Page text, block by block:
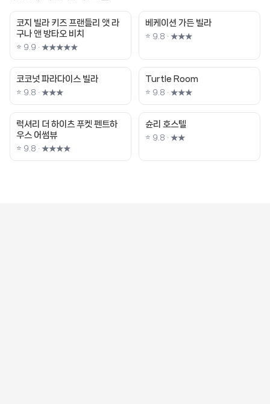
코지 빌라 키즈 프랜들리 앳 라
구나 앤 방타오 비치
⭐ 9.9 · ★★★★★
베케이션 가든 빌라
⭐ 9.8 · ★★★
코코넛 파라다이스 빌라
⭐ 9.8 · ★★★
Turtle Room
⭐ 9.8 · ★★★
럭셔리 더 하이츠 푸켓 펜트하
우스 어썸뷰
⭐ 9.8 · ★★★★
슌리 호스텔
⭐ 9.8 · ★★